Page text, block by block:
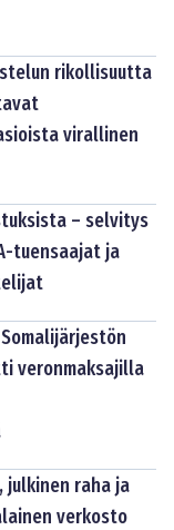
rikollisuutta
virallinen
– selvitys
tuensaajat ja
veronmaksajilla
raha ja
verkosto